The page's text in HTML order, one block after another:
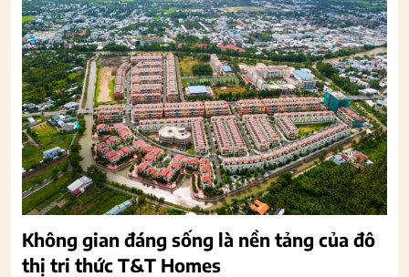
Không gian đáng sống là nền tảng của đô
thị tri thức T&T Homes